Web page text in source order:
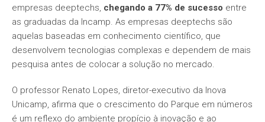
empresas deeptechs, chegando a 77% de sucesso entre
as graduadas da Incamp. As empresas deeptechs são
aquelas baseadas em conhecimento científico, que
desenvolvem tecnologias complexas e dependem de mais
pesquisa antes de colocar a solução no mercado.
​O professor Renato Lopes, diretor-executivo da Inova
Unicamp, afirma que o crescimento do Parque em números
é um reflexo do ambiente propício à inovação e ao